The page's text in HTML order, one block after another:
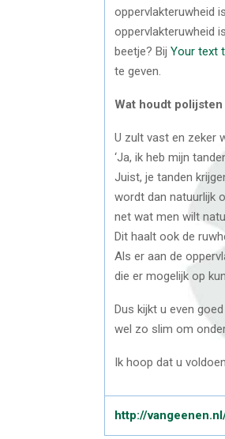
oppervlakteruwheid
oppervlakteruwheid
beetje? Bij Your text
te geven.
Wat houdt
U zult vast en zeker
‘Ja, ik heb mijn
Juist, je tanden
wordt dan natuurlijk
net wat men wilt
Dit haalt ook de
Als er aan de
die er mogelijk op
Dus kijkt u even
wel zo slim om
Ik hoop dat u
http://